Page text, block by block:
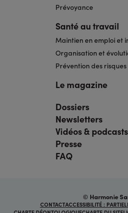
Prévoyance
Santé au travail
Maintien en emploi et
Organisation et
Prévention des risques
Le magazine
Navigation
pied
de
page
bis
Dossiers
Newsletters
Vidéos & podcasts
Presse
FAQ
© Harmonie
NavigationCONTACTACCESSIBILITÉ :